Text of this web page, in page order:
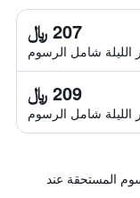
207 ﷼
الليلة شامل الرسوم
209 ﷼
الليلة شامل الرسوم
المستحقة عند